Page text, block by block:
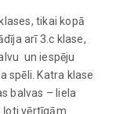
tikai kopā
arī 3.c klase,
un iespēju
spēli. Katra klase
balvas – liela
ļoti vērtīgām